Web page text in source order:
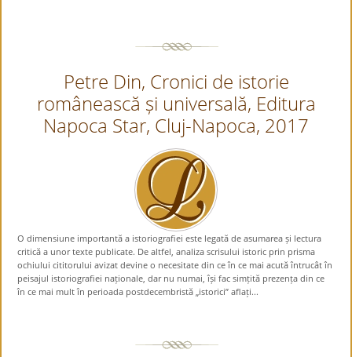
Petre Din, Cronici de istorie
românească și universală, Editura
Napoca Star, Cluj-Napoca, 2017
O dimensiune importantă a istoriografiei este legată de asumarea și lectura
critică a unor texte publicate. De altfel, analiza scrisului istoric prin prisma
ochiului cititorului avizat devine o necesitate din ce în ce mai acută întrucât în
peisajul istoriografiei naționale, dar nu numai, își fac simțită prezența din ce
în ce mai mult în perioada postdecembristă „istorici” aflați...